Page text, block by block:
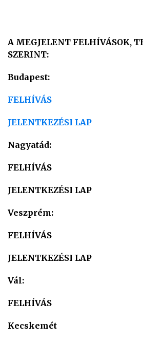
A MEGJELENT FELHÍVÁSOK,
SZERINT:
Budapest:
FELHÍVÁS
JELENTKEZÉSI LAP
Nagyatád:
FELHÍVÁS
JELENTKEZÉSI LAP
Veszprém:
FELHÍVÁS
JELENTKEZÉSI LAP
Vál:
FELHÍVÁS
Kecskemét